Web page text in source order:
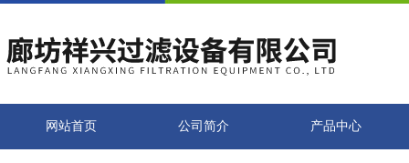
网站首页 公司简介 产品中心